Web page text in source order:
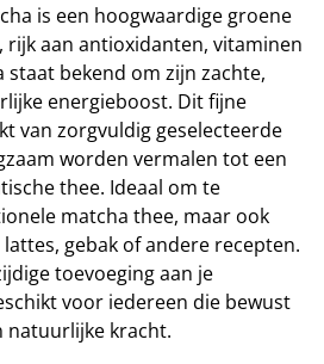
is een hoogwaardige groene
rijk aan antioxidanten, vitaminen
staat bekend om zijn zachte,
energieboost. Dit fijne
van zorgvuldig geselecteerde
worden vermalen tot een
thee. Ideaal om te
matcha thee, maar ook
gebak of andere recepten.
toevoeging aan je
voor iedereen die bewust
natuurlijke kracht.